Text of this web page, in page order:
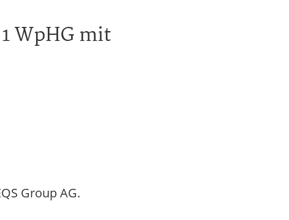
WpHG mit
Group AG.